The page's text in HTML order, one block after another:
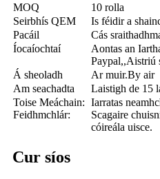
MOQ
10 rolla
Seirbhís QEM
Is féidir a
Pacáil
Cás
Íocaíochtaí
Aontas an
Paypal,,Aistriú
Á sheoladh
Ar muir.By air
Am seachadta
Laistigh de 15
Toise Meáchain:
Feidhmchlár:
Iarratas
Scagaire
cóireála uisce.
Cur síos